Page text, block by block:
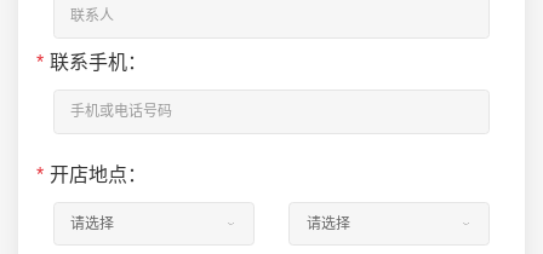
* 联系手机：
* 开店地点：